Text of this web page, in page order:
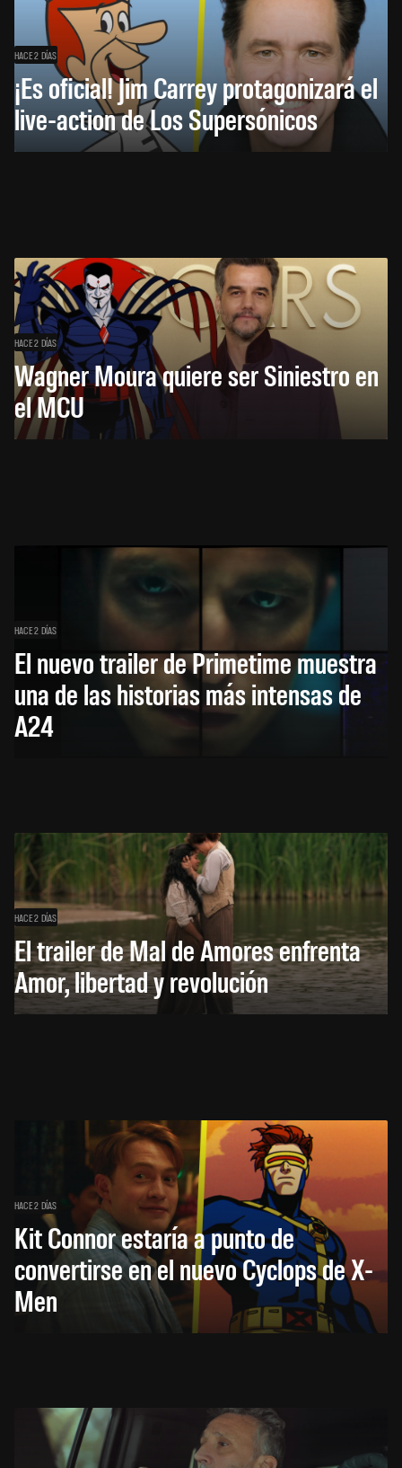
HACE 2 DÍAS
¡Es oficial! Jim Carrey protagonizará el
live-action de Los Supersónicos
HACE 2 DÍAS
Wagner Moura quiere ser Siniestro en
el MCU
HACE 2 DÍAS
El nuevo trailer de Primetime muestra
una de las historias más intensas de
A24
HACE 2 DÍAS
El trailer de Mal de Amores enfrenta
Amor, libertad y revolución
HACE 2 DÍAS
Kit Connor estaría a punto de
convertirse en el nuevo Cyclops de X-
Men